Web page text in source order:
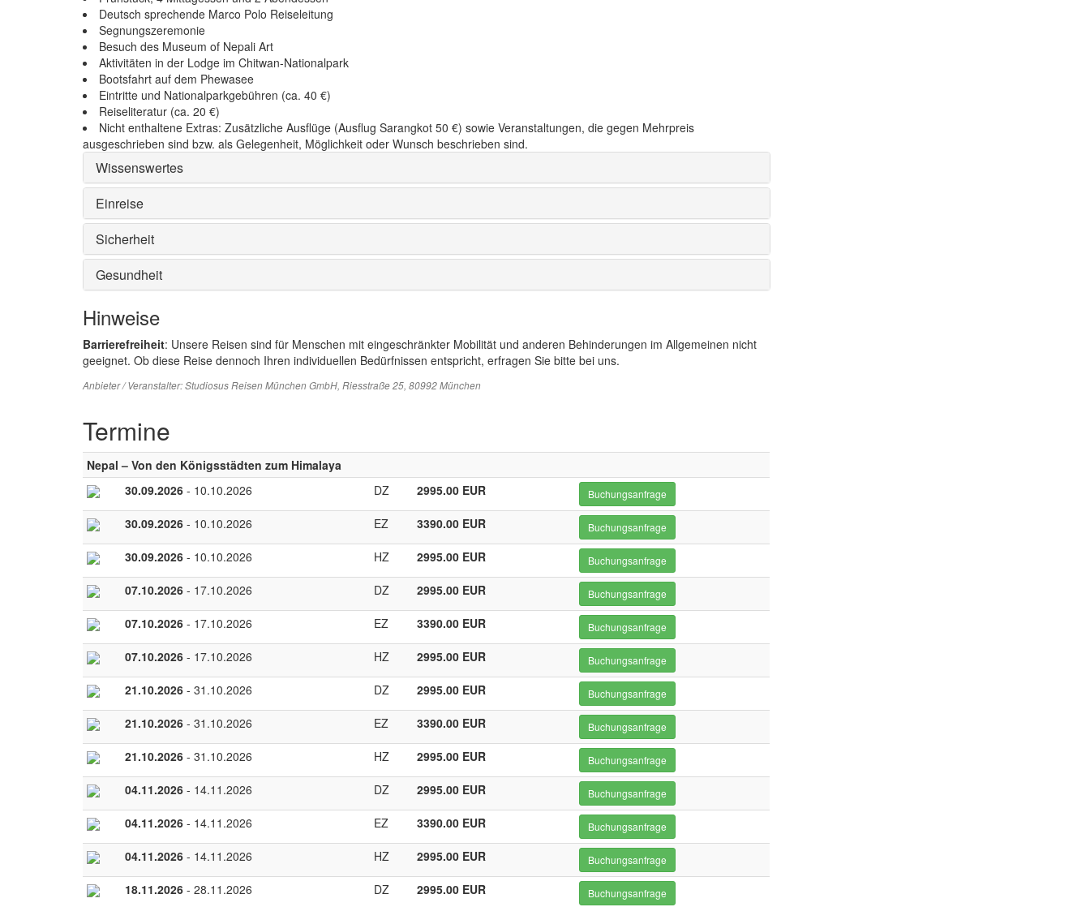
Deutsch sprechende Marco Polo Reiseleitung
Segnungszeremonie
Besuch des Museum of Nepali Art
Aktivitäten in der Lodge im Chitwan-Nationalpark
Bootsfahrt auf dem Phewasee
Eintritte und Nationalparkgebühren (ca. 40 €)
Reiseliteratur (ca. 20 €)
Nicht enthaltene Extras: Zusätzliche Ausflüge (Ausflug Sarangkot 50 €) sowie Veranstaltungen, die gegen Mehrpreis
ausgeschrieben sind bzw. als Gelegenheit, Möglichkeit oder Wunsch beschrieben sind.
Wissenswertes
Einreise
Sicherheit
Gesundheit
Hinweise
Barrierefreiheit: Unsere Reisen sind für Menschen mit eingeschränkter Mobilität und anderen Behinderungen im Allgemeinen nicht
geeignet. Ob diese Reise dennoch Ihren individuellen Bedürfnissen entspricht, erfragen Sie bitte bei uns.
Anbieter / Veranstalter:Studiosus Reisen München GmbH, Riesstraße 25, 80992 München
Termine
Nepal – Von den Königsstädten zum Himalaya
30.09.2026 - 10.10.2026 DZ 2995.00 EUR Buchungsanfrage
30.09.2026 - 10.10.2026 EZ 3390.00 EUR Buchungsanfrage
30.09.2026 - 10.10.2026 HZ 2995.00 EUR Buchungsanfrage
07.10.2026 - 17.10.2026 DZ 2995.00 EUR Buchungsanfrage
07.10.2026 - 17.10.2026 EZ 3390.00 EUR Buchungsanfrage
07.10.2026 - 17.10.2026 HZ 2995.00 EUR Buchungsanfrage
21.10.2026 - 31.10.2026 DZ 2995.00 EUR Buchungsanfrage
21.10.2026 - 31.10.2026 EZ 3390.00 EUR Buchungsanfrage
21.10.2026 - 31.10.2026 HZ 2995.00 EUR Buchungsanfrage
04.11.2026 - 14.11.2026 DZ 2995.00 EUR Buchungsanfrage
04.11.2026 - 14.11.2026 EZ 3390.00 EUR Buchungsanfrage
04.11.2026 - 14.11.2026 HZ 2995.00 EUR Buchungsanfrage
18.11.2026 - 28.11.2026 DZ 2995.00 EUR Buchungsanfrage